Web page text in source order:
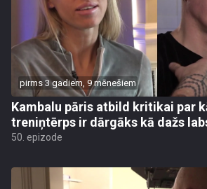
pirms 3 gadiem, 9 mēnešiem
Kambalu pāris atbild kritikai par
treniņtērps ir dārgāks kā dažs
50. epizode